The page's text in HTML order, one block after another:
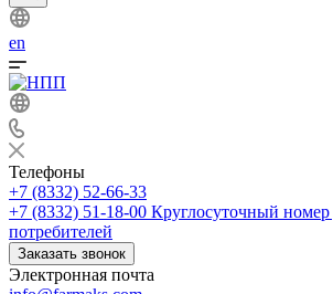
en
Телефоны
+7 (8332) 52-66-33
+7 (8332) 51-18-00 Круглосуточный
потребителей
Заказать звонок
Электронная почта